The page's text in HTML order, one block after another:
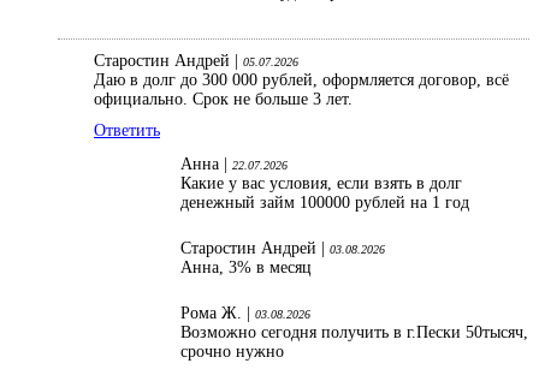
Старостин Андрей | 05.07.2026
Даю в долг до 300 000 рублей, оформляется договор, всё
официально. Срок не больше 3 лет.
Ответить
Анна |
22.07.2026
Какие у вас условия, если взять в долг
денежный займ 100000 рублей на 1 год
Старостин Андрей | 03.08.2026
Анна, 3% в месяц
Рома Ж. | 03.08.2026
Возможно сегодня получить в г.Пески 50тысяч,
срочно нужно